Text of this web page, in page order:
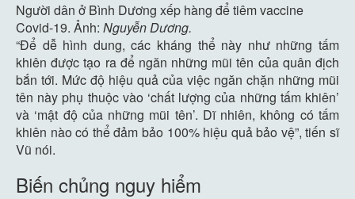
Người dân ở Bình Dương xếp hàng để tiêm vaccine
Covid-19. Ảnh: Nguyễn Dương.
“Để dễ hình dung, các kháng thể này như những tấm
khiên được tạo ra để ngăn những mũi tên của quân địch
bắn tới. Mức độ hiệu quả của việc ngăn chặn những mũi
tên này phụ thuộc vào ‘chất lượng của những tấm khiên’
và ‘mật độ của những mũi tên’. Dĩ nhiên, không có tấm
khiên nào có thể đảm bảo 100% hiệu quả bảo vệ”, tiến sĩ
Vũ nói.
Biến chủng nguy hiểm